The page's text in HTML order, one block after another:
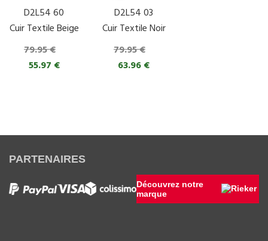
D2L54 60
Cuir Textile Beige
79.95 €
55.97 €
D2L54 03
Cuir Textile Noir
79.95 €
63.96 €
PARTENAIRES
Découvrez notre
marque